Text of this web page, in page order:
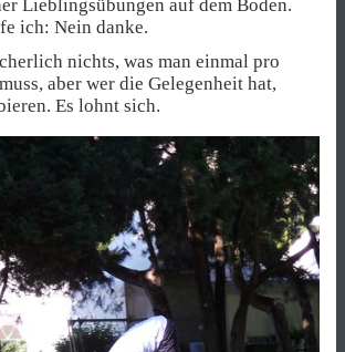
Lieblingsübungen auf dem Boden.
ich: Nein danke.
nichts, was man einmal pro
aber wer die Gelegenheit hat,
Es lohnt sich.